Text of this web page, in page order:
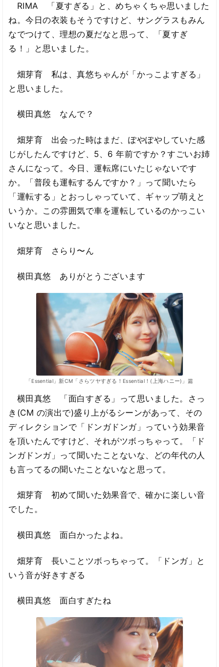
RIMA 「夏すぎる」と、めちゃくちゃ思いました
ね。今日の衣装もそうですけど、サングラスもみん
なでつけて、理想の夏だなと思って、「夏すぎ
る！」と思いました。
畑芽育 私は、真悠ちゃんが「かっこよすぎる」
と思いました。
横田真悠 なんで？
畑芽育 出会った時はまだ、ぽやぽやしていた感
じがしたんですけど、5、6 年前ですか？すごいお姉
さんになって。今日、運転席にいたじゃないです
か。「普段も運転するんですか？」って聞いたら
「運転する」とおっしゃっていて、ギャップ萌えと
いうか。この雰囲気で車を運転しているのかっこい
いなと思いました。
畑芽育 さらり〜ん
横田真悠 ありがとうございます
「Essential」新CM「さらツヤすぎる！Essential！(上海ハニー)」篇
横田真悠 「面白すぎる」って思いました。さっ
き(CM の演出で)盛り上がるシーンがあって、その
ディレクションで「ドンガドンガ」っていう効果音
を頂いたんですけど、それがツボっちゃって。「ド
ンガドンガ」って聞いたことないな、どの年代の人
も言ってるの聞いたことないなと思って。
畑芽育 初めて聞いた効果音で、確かに楽しい音
でした。
横田真悠 面白かったよね。
畑芽育 長いことツボっちゃって。「ドンガ」と
いう音が好きすぎる
横田真悠 面白すぎたね